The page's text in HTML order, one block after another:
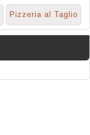
Pizzeria al Taglio